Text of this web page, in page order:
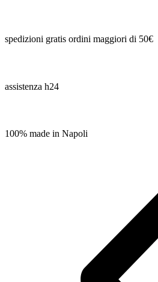
spedizioni gratis ordini maggiori di 50€
assistenza h24
100% made in Napoli